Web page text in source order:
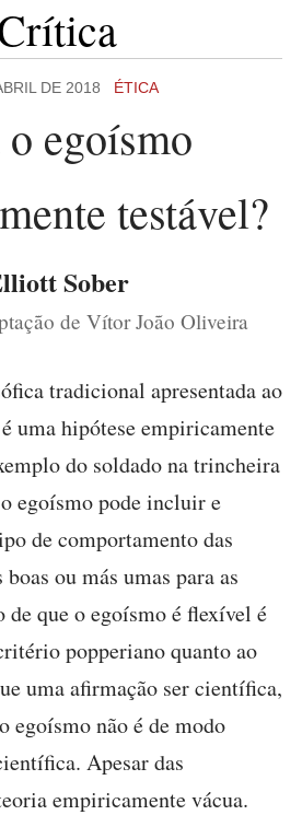
DE 2018 ÉTICA
o egoísmo
testável?
Sober
de Vítor João Oliveira
tradicional apresentada ao
uma hipótese empiricamente
do soldado na trincheira
egoísmo pode incluir e
de comportamento das
ou más umas para as
de que o egoísmo é flexível é
popperiano quanto ao
uma afirmação ser científica,
egoísmo não é de modo
Apesar das
empiricamente vácua.